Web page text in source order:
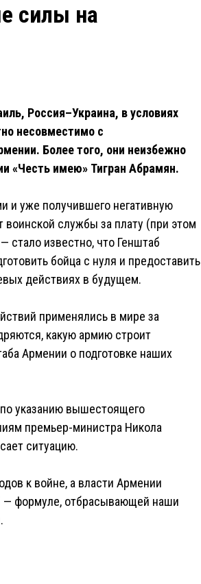
силы на
Россия–Украина, в условиях
несовместимо с
Более того, они неизбежно
«Честь имею» Тигран Абрамян.
и уже получившего негативную
службы за плату (при этом
известно, что Генштаб
бойца с нуля и предоставить
действиях в будущем.
применялись в мире за
какую армию строит
Армении о подготовке наших
указанию вышестоящего
премьер-министра Никола
ситуацию.
к войне, а власти Армении
— формуле, отбрасывающей наши